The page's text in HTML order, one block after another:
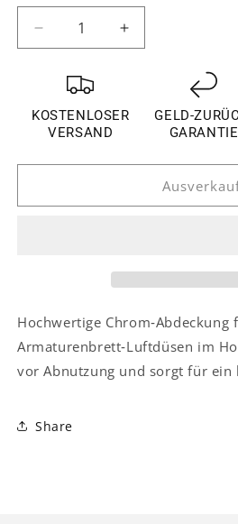
Verringere
die
Menge
Honda
Civic
Chrom
Luftdüsen
Erhöhe
die
Honda
Chrom
Armaturenbrett
Luftdüsen
KOSTENLOSER
VERSAND
GELD-
GARANTIE
Hochwertige Chrom‑Abdeckung
Armaturenbrett‑Luftdüsen im
vor Abnutzung und sorgt für
Share